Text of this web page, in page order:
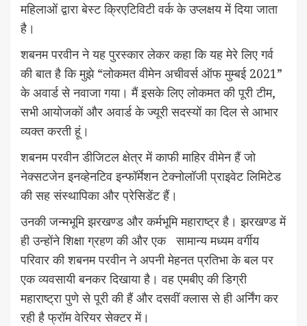
महिलाओं द्वारा बेस्ट क्रिएटिविटी वर्क के उप्लक्षय में दिया जाता
है।
शबनम परवीन ने यह पुरस्कार लेकर कहा कि यह मेरे लिए गर्व
की बात है कि मुझे “लोकमत वीमेन अचीवर्स ऑफ मुम्बई 2021”
के अवार्ड से नवाजा गया। मैं इसके लिए लोकमत की पूरी टीम,
सभी आयोजकों और अवार्ड के ज्यूरी सदस्यों का दिल से आभार
व्यक्त करती हूं।
शबनम परवीन डीजिटल क्षेत्र में काफी माहिर वीमेन हैं जो
नेक्सटजेन इनव्हेनटिव इन्फॉर्मेशन टेक्नोलॉजी प्राइवेट लिमिटेड
की सह संस्थापिका और प्रेसिडेंट हैं।
उनकी जन्मभूमि झरखण्ड और कर्मभूमि महाराष्ट्र है। झरखण्ड में
ही उन्होंने शिक्षा ग्रहण की और एक सामान्य मध्यम वर्गीय
परिवार की शबनम परवीन ने अपनी मेहनत प्रतिभा के बल पर
एक व्यवसायी बनकर दिखाया है। वह एमबीए की डिग्री
महाराष्ट्रा पुणे से पूरी की हैं और दसवीं क्लास से ही अर्निंग कर
रही है फ्रॉम वेरियर सेक्टर में।